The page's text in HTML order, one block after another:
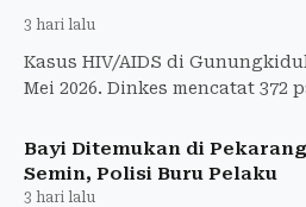
3 hari lalu
Kasus HIV/AIDS di
Mei 2026. Dinkes mencatat 372
Bayi Ditemukan di
Semin, Polisi Buru Pelaku
3 hari lalu